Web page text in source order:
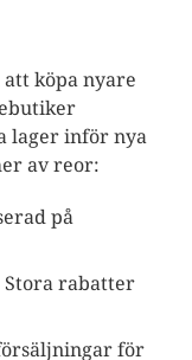
köpa nyare
lager inför nya
av reor:
på
Stora rabatter
för